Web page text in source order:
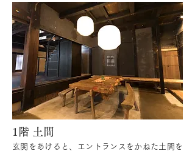
1階 土間
玄関をあけると、エントランスをかねた土間を